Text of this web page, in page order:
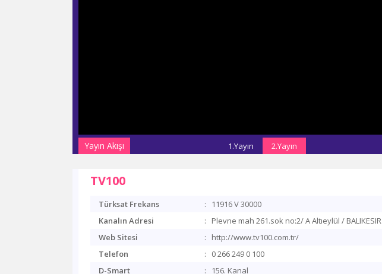
Yayın Akışı 1.Yayın 2.Yayın
TV100
Türksat Frekans :
11916 V 30000
Kanalın Adresi
:
Plevne mah 261.sok no:2/ A Altıeylül / BALIKESIR
Web Sitesi
:
http://www.tv100.com.tr/
Telefon
:
0 266 249 0 100
D-Smart
:
156. Kanal